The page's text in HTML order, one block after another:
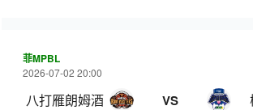
菲MPBL
2026-07-02 20:00
八打雁朗姆酒 VS